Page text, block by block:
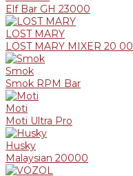
Elf Bar GH 23000
LOST MARY
LOST MARY MIXER 20
Smok
Smok RPM Bar
Moti
Moti Ultra Pro
Husky
Malaysian 20000